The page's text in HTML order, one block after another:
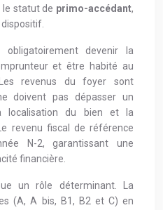
statut de primo-accédant,
obligatoirement devenir la
et être habité au
revenus du foyer sont
doivent pas dépasser un
localisation du bien et la
revenu fiscal de référence
N-2, garantissant une
financière.
un rôle déterminant. La
(A, A bis, B1, B2 et C) en